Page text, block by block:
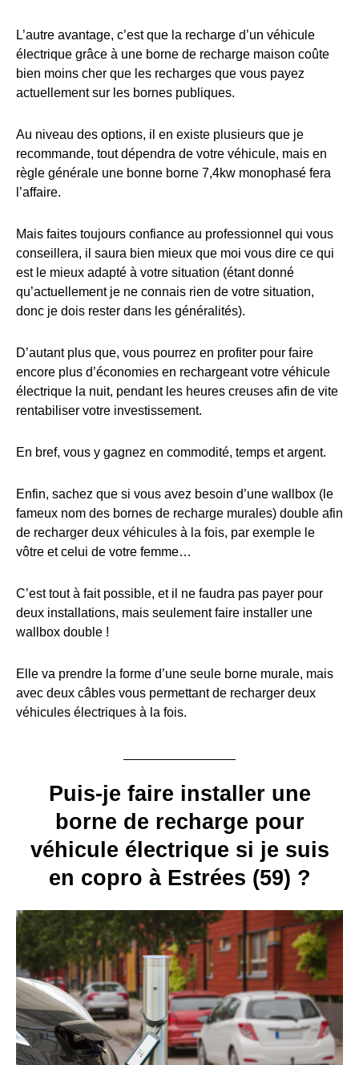
L’autre avantage, c’est que la recharge d’un véhicule
électrique grâce à une borne de recharge maison coûte
bien moins cher que les recharges que vous payez
actuellement sur les bornes publiques.
Au niveau des options, il en existe plusieurs que je
recommande, tout dépendra de votre véhicule, mais en
règle générale une bonne borne 7,4kw monophasé fera
l’affaire.
Mais faites toujours confiance au professionnel qui vous
conseillera, il saura bien mieux que moi vous dire ce qui
est le mieux adapté à votre situation (étant donné
qu’actuellement je ne connais rien de votre situation,
donc je dois rester dans les généralités).
D’autant plus que, vous pourrez en profiter pour faire
encore plus d’économies en rechargeant votre véhicule
électrique la nuit, pendant les heures creuses afin de vite
rentabiliser votre investissement.
En bref, vous y gagnez en commodité, temps et argent.
Enfin, sachez que si vous avez besoin d’une wallbox (le
fameux nom des bornes de recharge murales) double afin
de recharger deux véhicules à la fois, par exemple le
vôtre et celui de votre femme…
C’est tout à fait possible, et il ne faudra pas payer pour
deux installations, mais seulement faire installer une
wallbox double !
Elle va prendre la forme d’une seule borne murale, mais
avec deux câbles vous permettant de recharger deux
véhicules électriques à la fois.
Puis-je faire installer une
borne de recharge pour
véhicule électrique si je suis
en copro à Estrées (59) ?